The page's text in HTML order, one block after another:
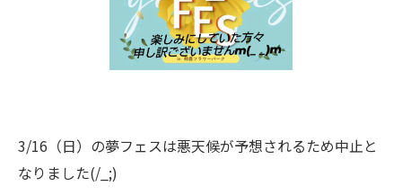
3/16（日）の夢フェスは悪天候が予想されるため中止と
なりました(/_;)